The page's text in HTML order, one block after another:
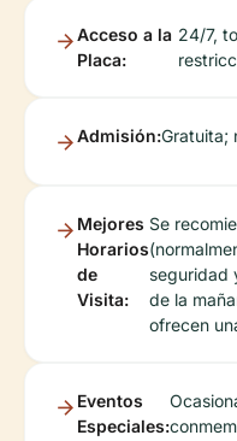
Acceso a la
Placa:
24/7,
Admisión:Gratuita;
Mejores
Horarios
de
Visita:
Se
seguridad
de la
ofrecen
Eventos
Especiales: